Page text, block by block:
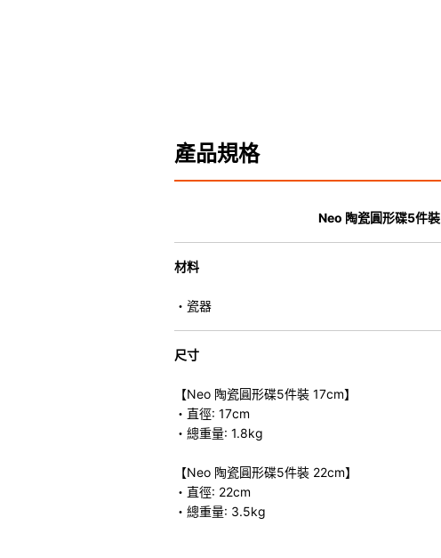
產品規格
Neo 陶瓷圓形碟5件裝
材料
・瓷器
尺寸
【Neo 陶瓷圓形碟5件裝 17cm】
・直徑: 17cm
・總重量: 1.8kg
【Neo 陶瓷圓形碟5件裝 22cm】
・直徑: 22cm
・總重量: 3.5kg